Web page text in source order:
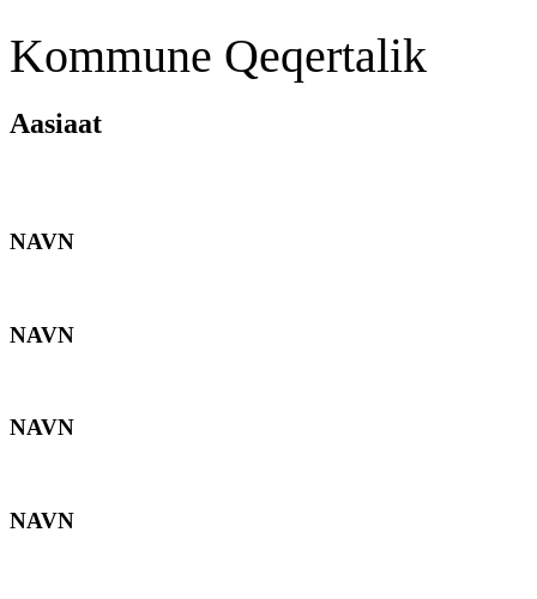
Kommune Qeqertalik
Aasiaat
NAVN
NAVN
NAVN
NAVN